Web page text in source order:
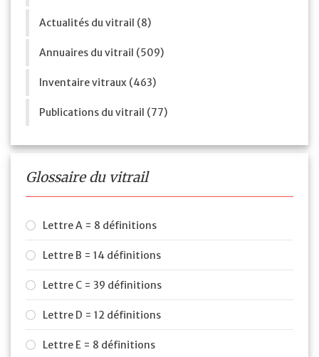
Actualités du vitrail (8)
Annuaires du vitrail (509)
Inventaire vitraux (463)
Publications du vitrail (77)
Glossaire du vitrail
Lettre A = 8 définitions
Lettre B = 14 définitions
Lettre C = 39 définitions
Lettre D = 12 définitions
Lettre E = 8 définitions